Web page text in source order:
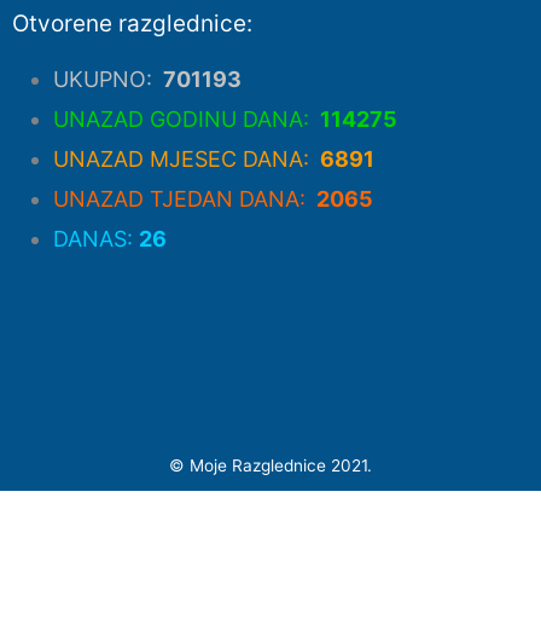
Otvorene razglednice:
UKUPNO: 701193
UNAZAD GODINU DANA: 114275
UNAZAD MJESEC DANA: 6891
UNAZAD TJEDAN DANA: 2065
DANAS: 26
© Moje Razglednice 2021.